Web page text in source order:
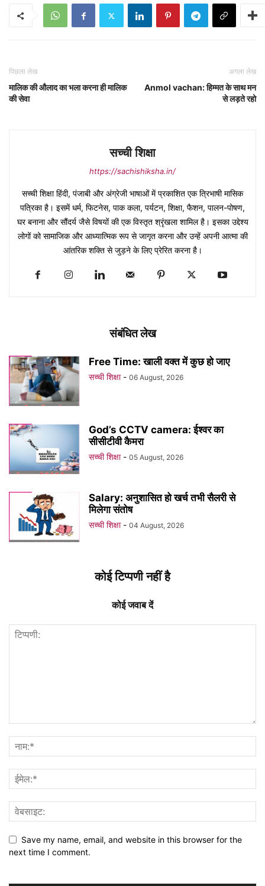
पिछला लेख
मालिक की औलाद का भला करना ही मालिक
की सेवा
अगला लेख
Anmol vachan: हिम्मत के साथ मन
से लड़ते रहो
सच्ची शिक्षा
https://sachishiksha.in/
सच्ची शिक्षा हिंदी, पंजाबी और अंग्रेजी भाषाओं में प्रकाशित एक त्रिभाषी मासिक
पत्रिका है। इसमें धर्म, फिटनेस, पाक कला, पर्यटन, शिक्षा, फैशन, पालन-पोषण,
घर बनाना और सौंदर्य जैसे विषयों की एक विस्तृत श्रृंखला शामिल है। इसका उद्देश्य
लोगों को सामाजिक और आध्यात्मिक रूप से जागृत करना और उन्हें अपनी आत्मा की
आंतरिक शक्ति से जुड़ने के लिए प्रेरित करना है।
संबंधित लेख
Free Time: खाली वक्त में कुछ हो जाए
सच्ची शिक्षा - 06 August, 2026
God’s CCTV camera: ईश्वर का
सीसीटीवी कैमरा
सच्ची शिक्षा - 05 August, 2026
Salary: अनुशासित हो खर्च तभी सैलरी से
मिलेगा संतोष
सच्ची शिक्षा - 04 August, 2026
कोई टिप्पणी नहीं है
कोई जवाब दें
Save my name, email, and website in this browser for the
next time I comment.